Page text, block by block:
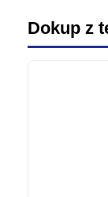
Dokup z